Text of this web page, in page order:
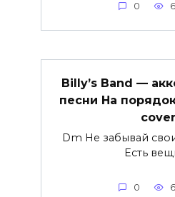
0
Billy’s Band —
песни На
Dm Не забывай
Есть
0